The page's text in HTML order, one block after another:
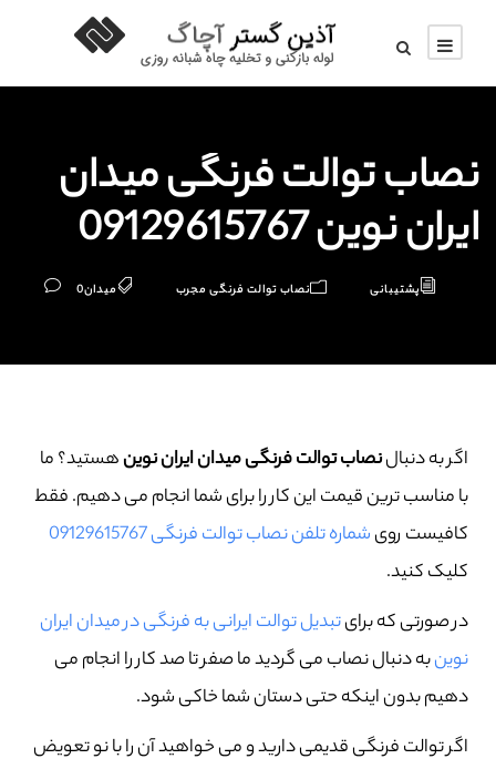
نصاب توالت فرنگی میدان
ایران نوین 09129615767
پشتیبانی نصاب توالت فرنگی مجرب میدان0
اگر به دنبالنصاب توالت فرنگی میدان ایران نوینهستید؟ ما
با مناسب ترین قیمت این کار را برای شما انجام می دهیم. فقط
کافیست رویشماره تلفن نصاب توالت فرنگی 09129615767
کلیک کنید.
در صورتی که برایتبدیل توالت ایرانی به فرنگی در میدان ایران
نوینبه دنبال نصاب می گردید ما صفر تا صد کار را انجام می
دهیم بدون اینکه حتی دستان شما خاکی شود.
اگر توالت فرنگی قدیمی دارید و می خواهید آن را با نو تعویض